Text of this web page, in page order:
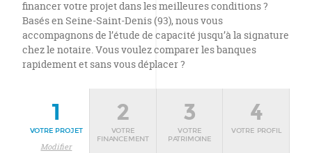
financer votre projet dans les meilleures conditions ?
Basés en Seine-Saint-Denis (93), nous vous
accompagnons de l’étude de capacité jusqu’à la signature
chez le notaire. Vous voulez comparer les banques
rapidement et sans vous déplacer ?
1
VOTRE PROJET
Modifier
2
VOTRE
FINANCEMENT
3
VOTRE
PATRIMOINE
4
VOTRE PROFIL